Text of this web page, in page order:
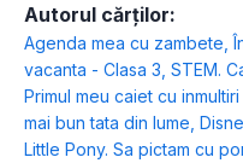
Autorul cărților:
Agenda mea cu zambete ,
vacanta - Clasa 3 STEM.
Primul meu caiet cu
mai bun tata din lume
Little Pony. Sa pictam cu